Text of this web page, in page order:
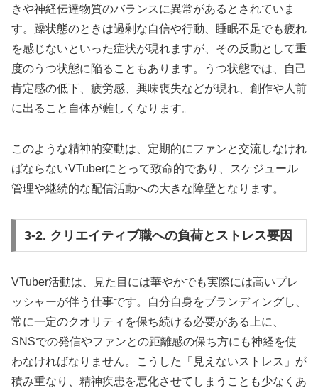
きや神経伝達物質のバランスに異常があるとされていま
す。躁状態のときは過剰な自信や行動、睡眠不足でも疲れ
を感じないといった症状が現れますが、その反動として重
度のうつ状態に陥ることもあります。うつ状態では、自己
肯定感の低下、疲労感、興味喪失などが現れ、創作や人前
に出ること自体が難しくなります。
このような精神的変動は、定期的にファンと交流しなけれ
ばならないVTuberにとって致命的であり、スケジュール
管理や継続的な配信活動への大きな障壁となります。
3-2. クリエイティブ職への負荷とストレス要因
VTuber活動は、見た目には華やかでも実際には高いプレ
ッシャーが伴う仕事です。自分自身をブランディングし、
常に一定のクオリティを保ち続ける必要がある上に、
SNSでの発信やファンとの距離感の保ち方にも神経を使
わなければなりません。こうした「見えないストレス」が
積み重なり、精神疾患を悪化させてしまうことも少なくあ